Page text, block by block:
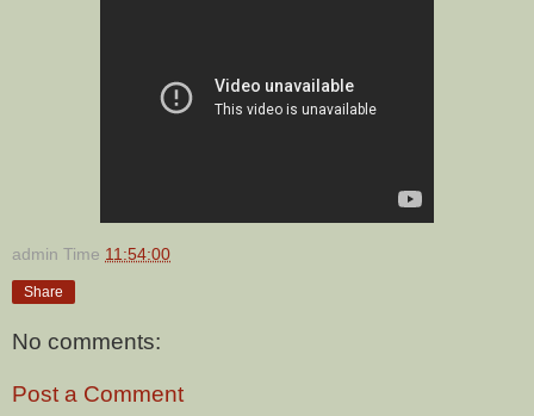
admin Time 11:54:00
Share
No comments:
Post a Comment